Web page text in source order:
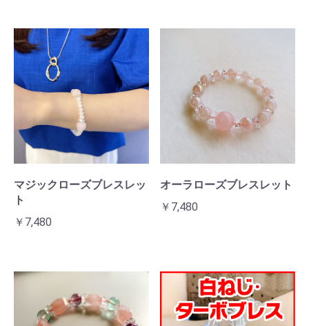
マジックローズブレスレッ
ト
￥7,480
オーラローズブレスレット
￥7,480